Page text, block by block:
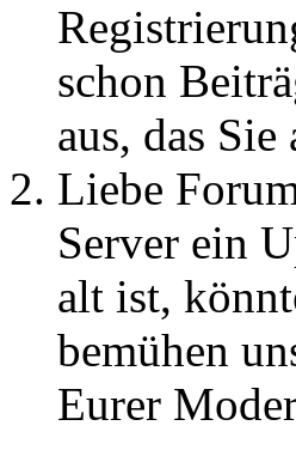
schon
aus, das
Liebe
Server ein
alt ist,
bemühen
Eurer